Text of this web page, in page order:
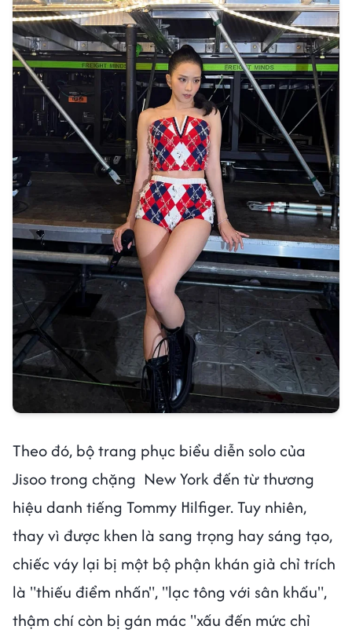
Theo đó, bộ trang phục biểu diễn solo của
Jisoo trong chặng New York đến từ thương
hiệu danh tiếng Tommy Hilfiger. Tuy nhiên,
thay vì được khen là sang trọng hay sáng tạo,
chiếc váy lại bị một bộ phận khán giả chỉ trích
là "thiếu điểm nhấn", "lạc tông với sân khấu",
thậm chí còn bị gán mác "xấu đến mức chỉ